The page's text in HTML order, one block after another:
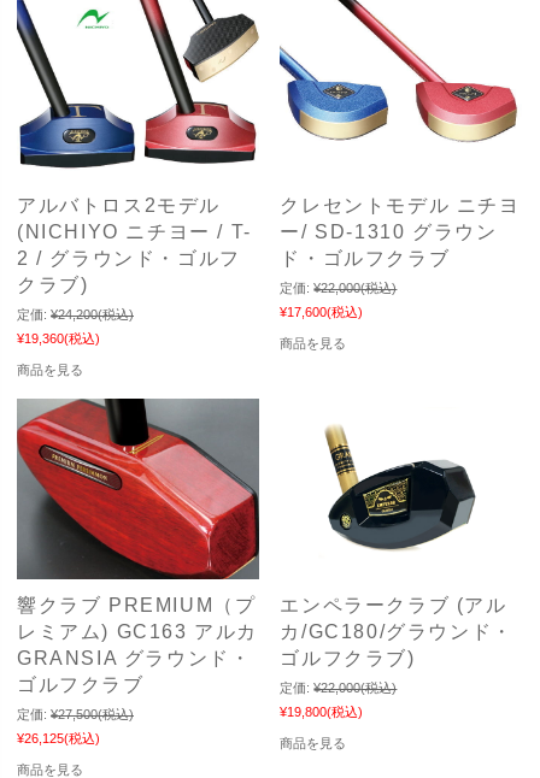
アルバトロス2モデル
(NICHIYO ニチヨー / T-
2 / グラウンド・ゴルフ
クラブ)
定価: ¥24,200(税込)
¥19,360(税込)
商品を見る
クレセントモデル ニチヨ
ー/ SD-1310 グラウン
ド・ゴルフクラブ
定価: ¥22,000(税込)
¥17,600(税込)
商品を見る
響クラブ PREMIUM（プ
レミアム) GC163 アルカ
GRANSIA グラウンド・
ゴルフクラブ
定価: ¥27,500(税込)
¥26,125(税込)
商品を見る
エンペラークラブ (アル
カ/GC180/グラウンド・
ゴルフクラブ)
定価: ¥22,000(税込)
¥19,800(税込)
商品を見る